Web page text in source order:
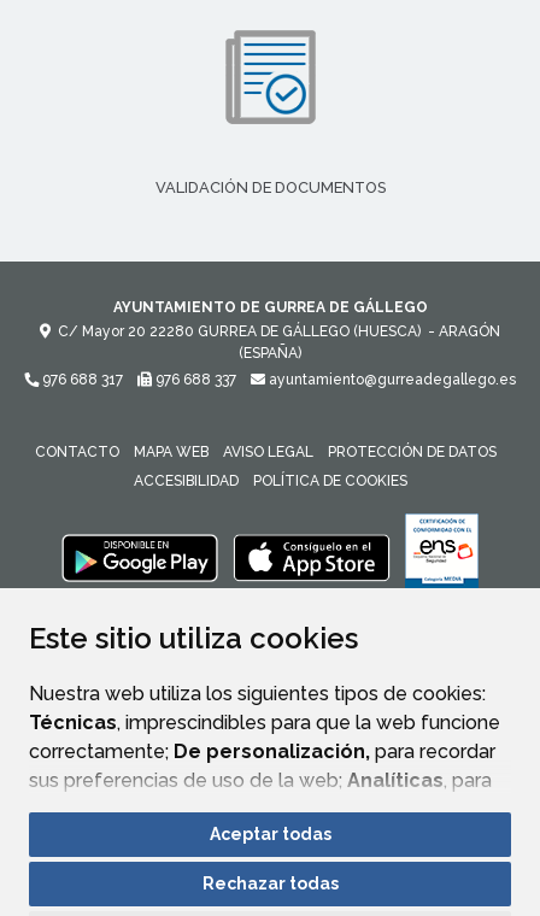
Este sitio utiliza cookies
Nuestra web utiliza los siguientes tipos de cookies:
Técnicas, imprescindibles para que la web funcione
correctamente; De personalización, para recordar
sus preferencias de uso de la web; Analíticas, para
mejorar el funcionamiento de la web y sus servicios.
Si acepta pulsando el botón“Aceptar todas”
consideramos que acepta su uso. Si pulsa el botón
Aceptar todas
Rechazar todas
VALIDACIÓN DE DOCUMENTOS
AYUNTAMIENTO DE GURREA DE GÁLLEGO
C/ Mayor 20 22280 GURREA DE GÁLLEGO (HUESCA) - ARAGÓN
(ESPAÑA)
976 688 317
976 688 337 ayuntamiento@gurreadegallego.es
CONTACTO MAPA WEB AVISO LEGAL
PROTECCIÓN DE DATOS
ACCESIBILIDAD
POLÍTICA DE COOKIES